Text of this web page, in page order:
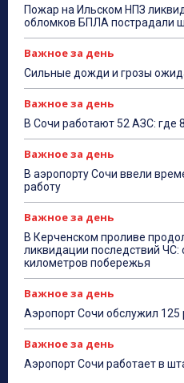
Пожар на Ильском НПЗ
обломков БПЛА пострадали
Важное за день
Сильные дожди и грозы
Важное за день
В Сочи работают 52 АЗС: где
Важное за день
В аэропорту Сочи ввели
работу
Важное за день
В Керченском проливе
ликвидации последствий
километров побережья
Важное за день
Аэропорт Сочи обслужил 125
Важное за день
Аэропорт Сочи работает в